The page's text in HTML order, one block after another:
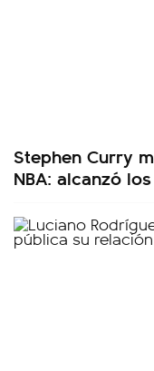
Stephen Curry
NBA: alcanzó